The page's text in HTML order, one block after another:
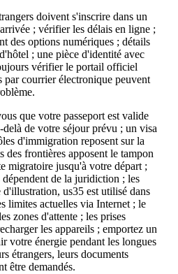
doivent s'inscrire dans un
; vérifier les délais en ligne ;
des options numériques ; détails
; une pièce d'identité avec
vérifier le portail officiel
par courrier électronique peuvent
que votre passeport est valide
de votre séjour prévu ; un visa
d'immigration reposent sur la
des frontières apposent le tampon
migratoire jusqu'à votre départ ;
dépendent de la juridiction ; les
us35 est utilisé dans
limites actuelles via Internet ; le
zones d'attente ; les prises
les appareils ; emportez un
votre énergie pendant les longues
étrangers, leurs documents
être demandés.